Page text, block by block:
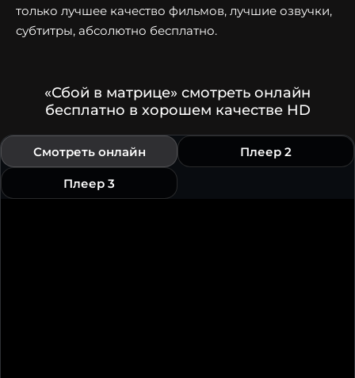
только лучшее качество фильмов, лучшие озвучки,
субтитры, абсолютно бесплатно.
«Сбой в матрице» смотреть онлайн
бесплатно в хорошем качестве HD
Смотреть онлайн Плеер 2
Плеер 3